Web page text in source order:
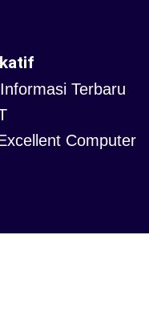
Terbaru
Computer